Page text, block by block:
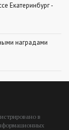
Екатеринбург -
наградами
в